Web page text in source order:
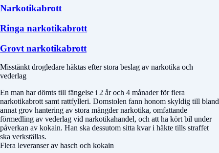
Narkotikabrott
Ringa narkotikabrott
Grovt narkotikabrott
Misstänkt drogledare häktas efter stora beslag av narkotika och
vederlag
En man har dömts till fängelse i 2 år och 4 månader för flera
narkotikabrott samt rattfylleri. Domstolen fann honom skyldig till bland
annat grov hantering av stora mängder narkotika, omfattande
förmedling av vederlag vid narkotikahandel, och att ha kört bil under
påverkan av kokain. Han ska dessutom sitta kvar i häkte tills straffet
ska verkställas.
Flera leveranser av hasch och kokain